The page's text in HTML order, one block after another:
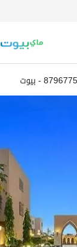
- بيوت